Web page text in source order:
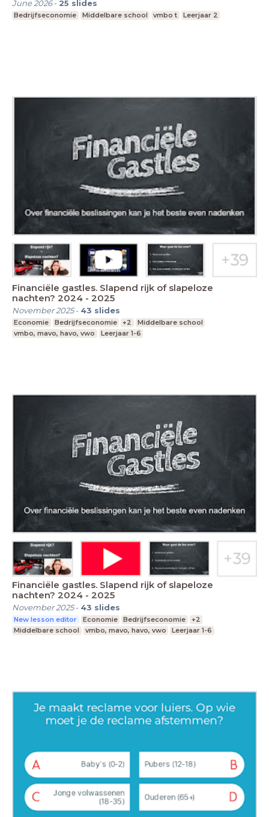
June 2026- 25 slides
Bedrijfseconomie Middelbare school vmbo t Leerjaar 2
Financiële gastles. Slapend rijk of slapeloze
nachten? 2024 - 2025
November 2025- 43 slides
Economie Bedrijfseconomie +2
Middelbare school
vmbo, mavo, havo, vwo
Leerjaar 1-6
Financiële gastles. Slapend rijk of slapeloze
nachten? 2024 - 2025
November 2025- 43 slides
New lesson editor Economie Bedrijfseconomie
+2
Middelbare school
vmbo, mavo, havo, vwo Leerjaar 1-6